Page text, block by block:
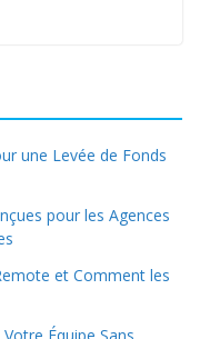
une Levée de Fonds
pour les Agences
et Comment les